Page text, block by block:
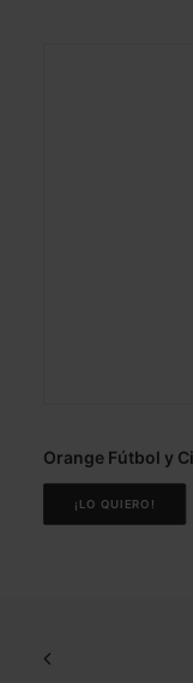
Orange Fútbol y
¡LO QUIERO!